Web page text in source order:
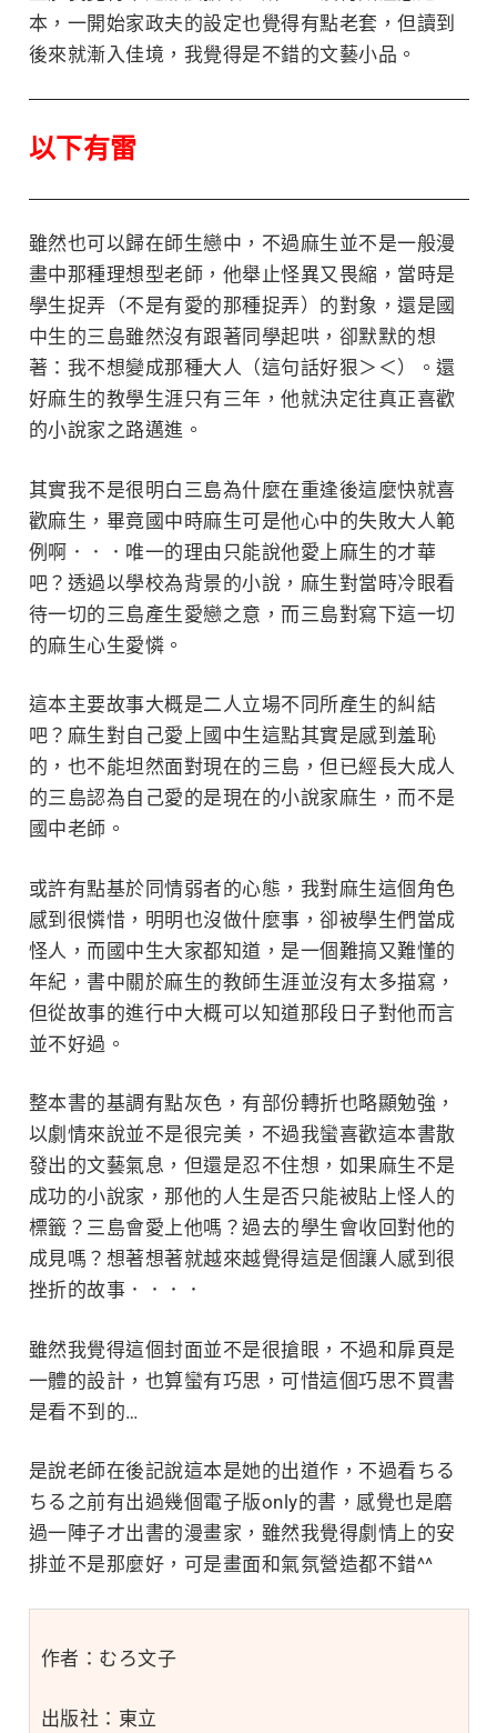
本，一開始家政夫的設定也覺得有點老套，但讀到
後來就漸入佳境，我覺得是不錯的文藝小品。
以下有雷
雖然也可以歸在師生戀中，不過麻生並不是一般漫
畫中那種理想型老師，他舉止怪異又畏縮，當時是
學生捉弄（不是有愛的那種捉弄）的對象，還是國
中生的三島雖然沒有跟著同學起哄，卻默默的想
著：我不想變成那種大人（這句話好狠＞＜）。還
好麻生的教學生涯只有三年，他就決定往真正喜歡
的小說家之路邁進。
其實我不是很明白三島為什麼在重逢後這麼快就喜
歡麻生，畢竟國中時麻生可是他心中的失敗大人範
例啊．．．唯一的理由只能說他愛上麻生的才華
吧？透過以學校為背景的小說，麻生對當時冷眼看
待一切的三島產生愛戀之意，而三島對寫下這一切
的麻生心生愛憐。
這本主要故事大概是二人立場不同所產生的糾結
吧？麻生對自己愛上國中生這點其實是感到羞恥
的，也不能坦然面對現在的三島，但已經長大成人
的三島認為自己愛的是現在的小說家麻生，而不是
國中老師。
或許有點基於同情弱者的心態，我對麻生這個角色
感到很憐惜，明明也沒做什麼事，卻被學生們當成
怪人，而國中生大家都知道，是一個難搞又難懂的
年紀，書中關於麻生的教師生涯並沒有太多描寫，
但從故事的進行中大概可以知道那段日子對他而言
並不好過。
整本書的基調有點灰色，有部份轉折也略顯勉強，
以劇情來說並不是很完美，不過我蠻喜歡這本書散
發出的文藝氣息，但還是忍不住想，如果麻生不是
成功的小說家，那他的人生是否只能被貼上怪人的
標籤？三島會愛上他嗎？過去的學生會收回對他的
成見嗎？想著想著就越來越覺得這是個讓人感到很
挫折的故事．．．．
雖然我覺得這個封面並不是很搶眼，不過和扉頁是
一體的設計，也算蠻有巧思，可惜這個巧思不買書
是看不到的…
是說老師在後記說這本是她的出道作，不過看ちる
ちる之前有出過幾個電子版only的書，感覺也是磨
過一陣子才出書的漫畫家，雖然我覺得劇情上的安
排並不是那麼好，可是畫面和氣氛營造都不錯^^
作者：むろ文子
出版社：東立